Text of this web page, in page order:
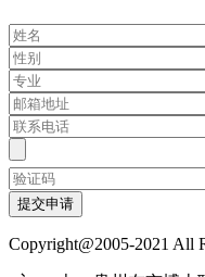
提交申请
Copyright@2005-2021 All